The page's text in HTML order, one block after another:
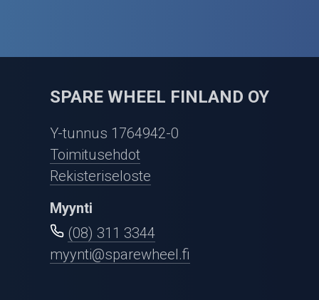
SPARE WHEEL FINLAND OY
Y-tunnus 1764942-0
Toimitusehdot
Rekisteriseloste
Myynti
(08) 311 3344
myynti@sparewheel.fi